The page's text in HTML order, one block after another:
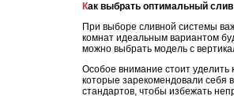
Как выбрать оптимальный слив
При выборе сливной системы
комнат идеальным вариантом
можно выбрать модель с
Особое внимание стоит уделить
которые зарекомендовали себя
стандартов, чтобы избежать